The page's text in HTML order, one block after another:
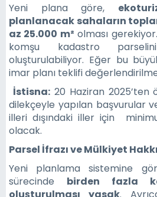
Yeni plana göre,
planlanacak sahaların
az 25.000 m² olması
komşu kadastro
oluşturulabiliyor. Eğer bu
imar planı teklifi
İstisna:20 Haziran 2025’ten
dilekçeyle yapılan başvurular
illeri dışındaki iller için
olacak.
Parsel İfrazı ve Mülkiyet
Yeni planlama sistemine
sürecinde birden fazla
oluşturulması yasak.